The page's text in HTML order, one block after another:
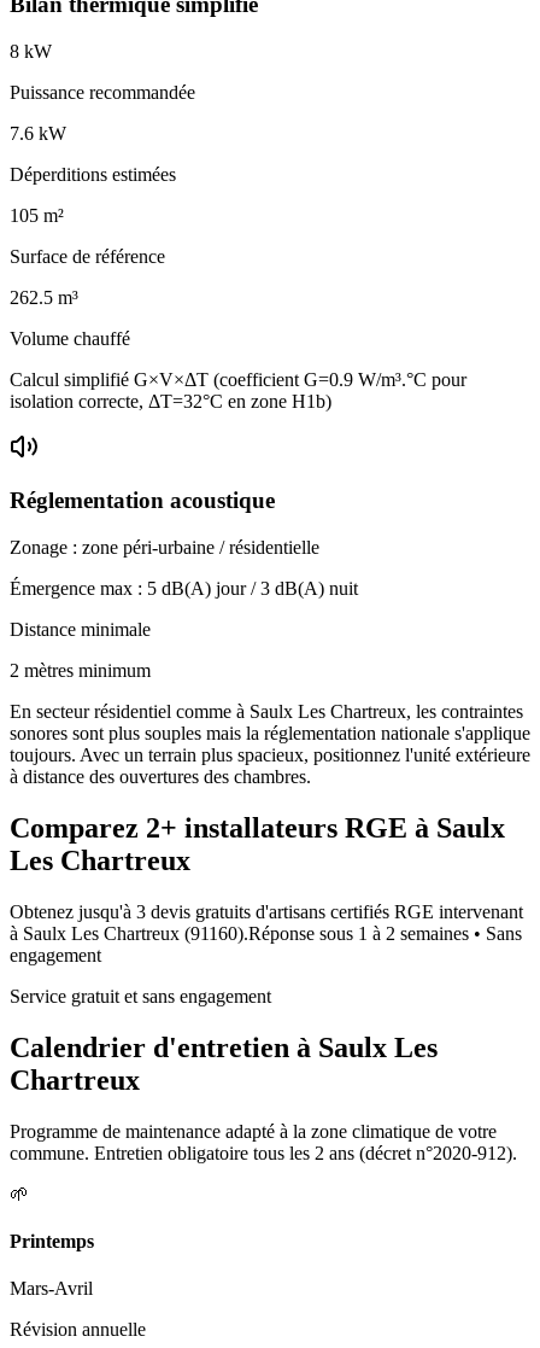
8 kW
Puissance recommandée
7.6 kW
Déperditions estimées
105 m²
Surface de référence
262.5 m³
Volume chauffé
Calcul simplifié G×V×ΔT (coefficient G=0.9 W/m³.°C pour
isolation correcte, ΔT=32°C en zone H1b)
Réglementation acoustique
Zonage : zone péri-urbaine / résidentielle
Émergence max : 5 dB(A) jour /3 dB(A) nuit
Distance minimale
2 mètres minimum
En secteur résidentiel comme à Saulx Les Chartreux, les contraintes
sonores sont plus souples mais la réglementation nationale s'applique
toujours. Avec un terrain plus spacieux, positionnez l'unité extérieure
à distance des ouvertures des chambres.
Comparez 2+ installateurs RGE à Saulx
Les Chartreux
Obtenez jusqu'à 3 devis gratuits d'artisans certifiés RGE intervenant
à Saulx Les Chartreux (91160).Réponse sous 1 à 2 semaines • Sans
engagement
Service gratuit et sans engagement
Calendrier d'entretien à Saulx Les
Chartreux
Programme de maintenance adapté à la zone climatique de votre
commune. Entretien obligatoire tous les 2 ans (décret n°2020-912).
🌱
Printemps
Mars-Avril
Révision annuelle